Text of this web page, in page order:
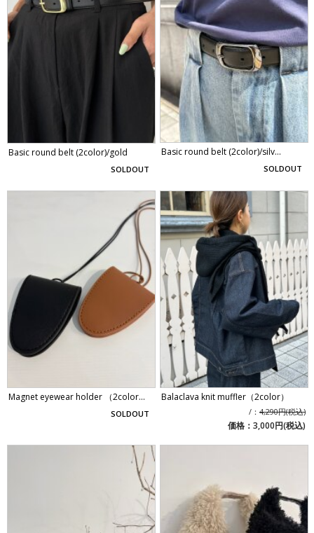
Basic round belt (2color)/gold
SOLDOUT
Basic round belt (2color)/silv...
SOLDOUT
Magnet eyewear holder （2color...
SOLDOUT
Balaclava knit muffler（2color）
/： 4,290円(税込)
価格：3,000円(税込)